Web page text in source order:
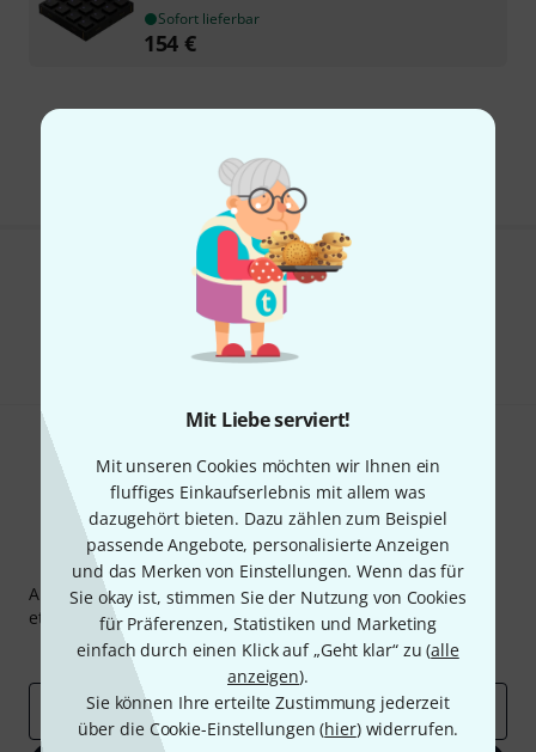
Mit Liebe serviert!
Mit unseren Cookies möchten wir Ihnen ein
fluffiges Einkaufserlebnis mit allem was
dazugehört bieten. Dazu zählen zum Beispiel
passende Angebote, personalisierte Anzeigen
und das Merken von Einstellungen. Wenn das für
Sie okay ist, stimmen Sie der Nutzung von Cookies
für Präferenzen, Statistiken und Marketing
einfach durch einen Klick auf „Geht klar“ zu (alle
anzeigen).
Sie können Ihre erteilte Zustimmung jederzeit
über die Cookie-Einstellungen (hier) widerrufen.
Sofort lieferbar
154 €
Gefällt Ihnen, was Sie sehen?
Thomann Newsletter
Abonniere den Thomann Newsletter und gewinne mit
etwas Glück einen von50 Gutscheinenüber jeweils
Inspirierende Beiträge
Deals Thomann Insights
E-Mail-Adresse*